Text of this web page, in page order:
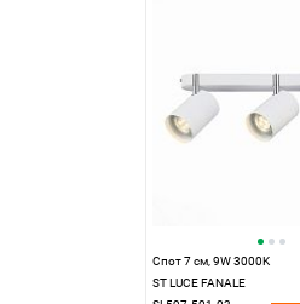
Спот 7 см, 9W 3000K
ST LUCE FANALE